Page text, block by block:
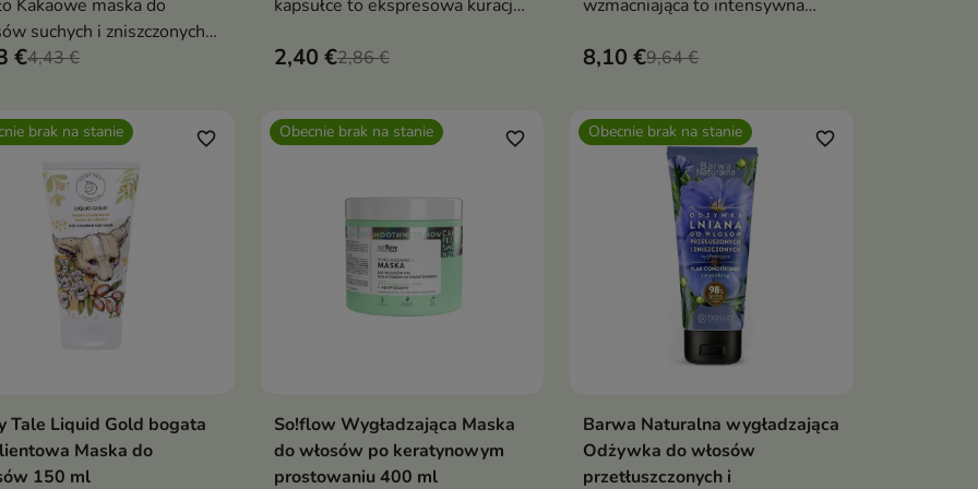
Kakaowe maska do
suchych i zniszczonych
regeneruje,
naturalny blask
€4,43 €
kapsułce to ekspresowa kuracja,
wygładza i dyscyplinuje włosy
2,40 €2,86 €
wzmacniająca to intensywna
nadaje im efekt tafli i przywraca
8,10 €9,64 €
brak na stanie
Pokaż szczegóły
favorite_border
Tale Liquid Gold bogata
Maska do
150 ml
Obecnie brak na stanie
Pokaż szczegóły
favorite_border
So!flow Wygładzająca Maska
do włosów po keratynowym
prostowaniu 400 ml
Obecnie brak na stanie
Pokaż szczegóły
favorite_border
Barwa Naturalna wygładzająca
Odżywka do włosów
przetłuszczonych i